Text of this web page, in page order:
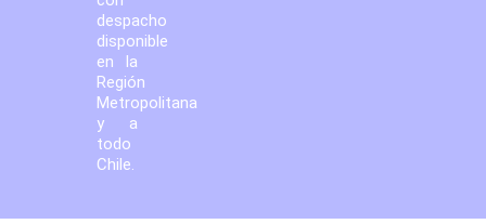
despacho
disponible
en la
Región
Metropolitana
y a
todo
Chile.